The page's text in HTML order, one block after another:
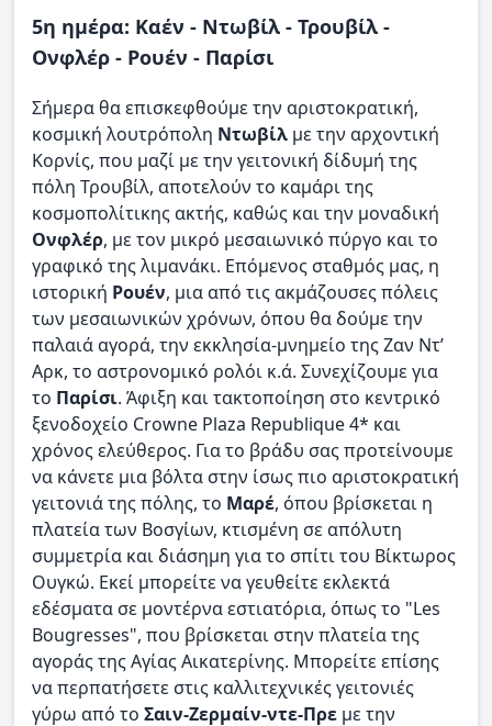
5η ημέρα: Καέν - Ντωβίλ - Τρουβίλ -
Ονφλέρ - Ρουέν - Παρίσι
Σήμερα θα επισκεφθούμε την αριστοκρατική,
κοσμική λουτρόπολη Ντωβίλ με την αρχοντική
Κορνίς, που μαζί με την γειτονική δίδυμή της
πόλη Τρουβίλ, αποτελούν το καμάρι της
κοσμοπολίτικης ακτής, καθώς και την μοναδική
Ονφλέρ, με τον μικρό μεσαιωνικό πύργο και το
γραφικό της λιμανάκι. Επόμενος σταθμός μας, η
ιστορική Ρουέν, μια από τις ακμάζουσες πόλεις
των μεσαιωνικών χρόνων, όπου θα δούμε την
παλαιά αγορά, την εκκλησία-μνημείο της Ζαν Ντ’
Αρκ, το αστρονομικό ρολόι κ.ά. Συνεχίζουμε για
το Παρίσι. Άφιξη και τακτοποίηση στο κεντρικό
ξενοδοχείο Crowne Plaza Republique 4* και
χρόνος ελεύθερος. Για το βράδυ σας προτείνουμε
να κάνετε μια βόλτα στην ίσως πιο αριστοκρατική
γειτονιά της πόλης, το Μαρέ, όπου βρίσκεται η
πλατεία των Βοσγίων, κτισμένη σε απόλυτη
συμμετρία και διάσημη για το σπίτι του Βίκτωρος
Ουγκώ. Εκεί μπορείτε να γευθείτε εκλεκτά
εδέσματα σε μοντέρνα εστιατόρια, όπως το "Les
Bougresses", που βρίσκεται στην πλατεία της
αγοράς της Αγίας Αικατερίνης. Μπορείτε επίσης
να περπατήσετε στις καλλιτεχνικές γειτονιές
γύρω από το Σαιν-Ζερμαίν-ντε-Πρε με την